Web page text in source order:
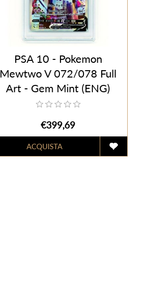
PSA 10 - Pokemon
Mewtwo V 072/078 Full
Art - Gem Mint (ENG)
€399,69